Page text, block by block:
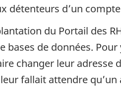
détenteurs d’un
du Portail des
bases de données.
changer leur adresse
fallait attendre